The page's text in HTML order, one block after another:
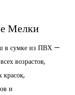
Мелки
в сумке из ПВХ —
возрастов,
красок,
и